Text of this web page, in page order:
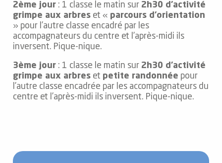
2ème jour : 1 classe le matin sur 2h30 d’activité
grimpe aux arbres et « parcours d’orientation
» pour l’autre classe encadré par les
accompagnateurs du centre et l’après-midi ils
inversent. Pique-nique.
3ème jour : 1 classe le matin sur 2h30 d’activité
grimpe aux arbres et petite randonnée pour
l’autre classe encadrée par les accompagnateurs du
centre et l’après-midi ils inversent. Pique-nique.